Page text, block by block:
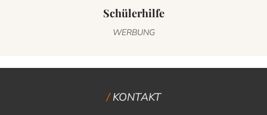
Schülerhilfe
WERBUNG
KONTAKT